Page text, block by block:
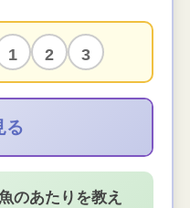
1 2 3
る
のあたりを教え